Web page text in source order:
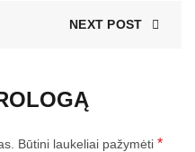
NEXT POST
Būtini laukeliai pažymėti *